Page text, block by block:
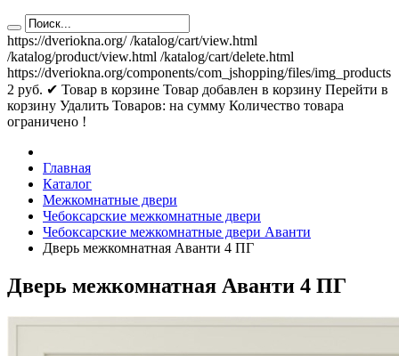
https://dveriokna.org/ /katalog/cart/view.html
/katalog/product/view.html /katalog/cart/delete.html
https://dveriokna.org/components/com_jshopping/files/img_products
2 руб. ✔ Товар в корзине Товар добавлен в корзину Перейти в
корзину Удалить Товаров: на сумму Количество товара
ограничено !
Главная
Каталог
Межкомнатные двери
Чебоксарские межкомнатные двери
Чебоксарские межкомнатные двери Аванти
Дверь межкомнатная Аванти 4 ПГ
Дверь межкомнатная Аванти 4 ПГ